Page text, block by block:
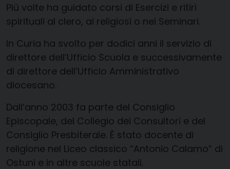
Più volte ha guidato corsi di Esercizi e ritiri
spirituali al clero, ai religiosi o nei Seminari.
In Curia ha svolto per dodici anni il servizio di
direttore dell’Ufficio Scuola e successivamente
di direttore dell’Ufficio Amministrativo
diocesano.
Dall’anno 2003 fa parte del Consiglio
Episcopale, del Collegio dei Consultori e del
Consiglio Presbiterale. È stato docente di
religione nel Liceo classico “Antonio Calamo” di
Ostuni e in altre scuole statali.